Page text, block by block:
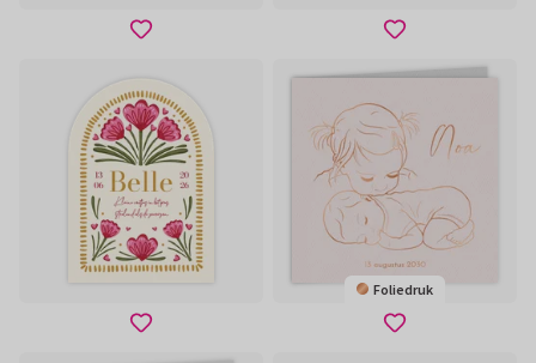
Foliedruk